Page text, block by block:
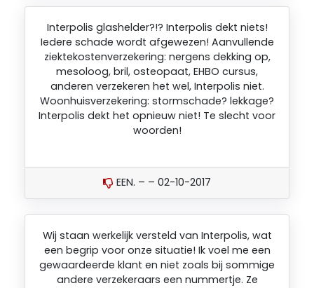
Interpolis glashelder?!? Interpolis dekt niets!
Iedere schade wordt afgewezen! Aanvullende
ziektekostenverzekering: nergens dekking op,
mesoloog, bril, osteopaat, EHBO cursus,
anderen verzekeren het wel, Interpolis niet.
Woonhuisverzekering: stormschade? lekkage?
Interpolis dekt het opnieuw niet! Te slecht voor
woorden!
EEN. – – 02-10-2017
Wij staan werkelijk versteld van Interpolis, wat
een begrip voor onze situatie! Ik voel me een
gewaardeerde klant en niet zoals bij sommige
andere verzekeraars een nummertje. Ze